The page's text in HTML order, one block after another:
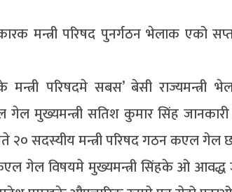
मन्त्री परिषद पुनर्गठन भेलाक एको
परिषदमे सबस’ बेसी
गेल मुख्यमन्त्री सतिश कुमार सिंह
२० सदस्यीय मन्त्री परिषद गठन कएल गेल
गेल विषयमे मुख्यमन्त्री सिंहके ओ